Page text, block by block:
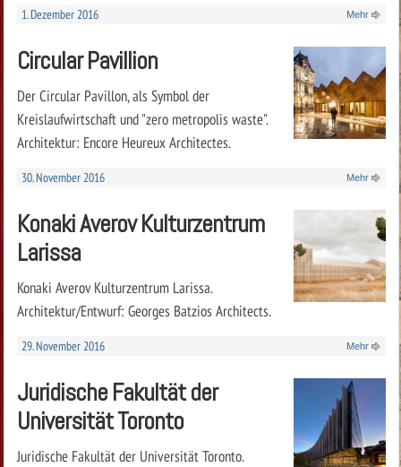
1. Dezember 2016 Mehr
Circular Pavillion
Der Circular Pavillon, als Symbol der
Kreislaufwirtschaft und "zero metropolis waste".
Architektur: Encore Heureux Architectes.
30. November 2016 Mehr
Konaki Averov Kulturzentrum
Larissa
Konaki Averov Kulturzentrum Larissa.
Architektur/Entwurf: Georges Batzios Architects.
29. November 2016 Mehr
Juridische Fakultät der
Universität Toronto
Juridische Fakultät der Universität Toronto.